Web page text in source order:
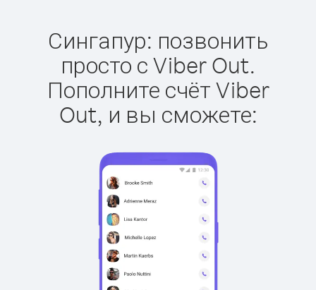
Сингапур: позвонить
просто с Viber Out.
Пополните счёт Viber
Out, и вы сможете: